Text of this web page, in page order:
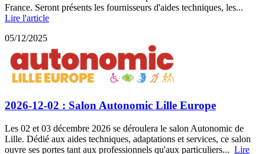
France. Seront présents les fournisseurs d'aides techniques, les...
Lire l'article
05/12/2025
2026-12-02 : Salon Autonomic Lille Europe
Les 02 et 03 décembre 2026 se déroulera le salon Autonomic de
Lille. Dédié aux aides techniques, adaptations et services, ce salon
ouvre ses portes tant aux professionnels qu'aux particuliers... Lire